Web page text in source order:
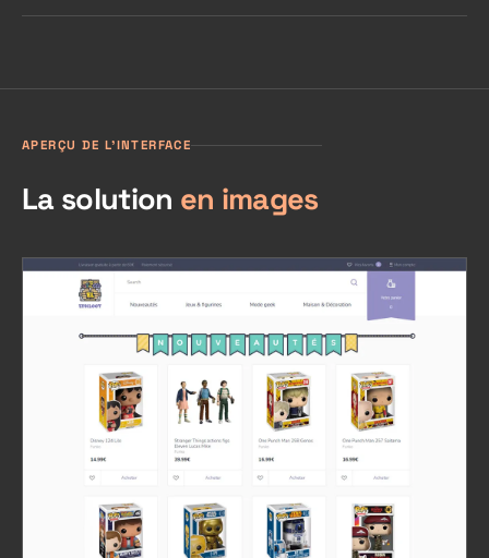
APERÇU DE L'INTERFACE
La solution en images